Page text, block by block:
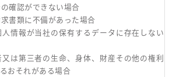
確認ができない場合
書類に不備があった場合
情報が当社の保有するデータに存在しない
は第三者の生命、身体、財産その他の権利
おそれがある場合